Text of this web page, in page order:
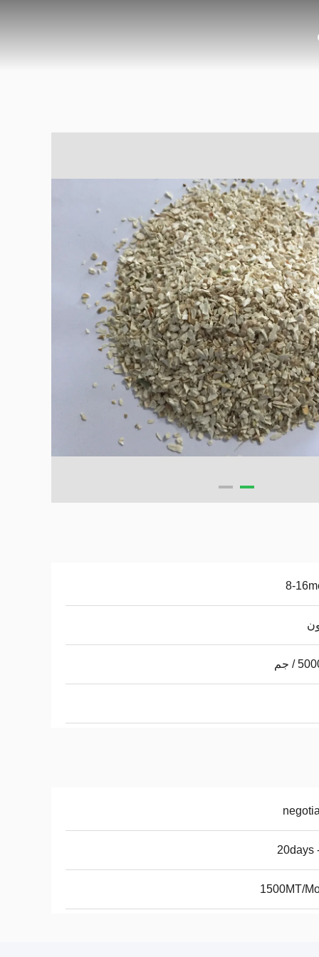
8-
1500MT/